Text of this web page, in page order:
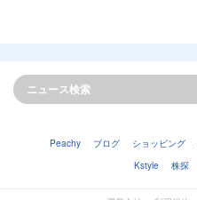
Peachy ブログ ショッピング
Kstyle
株探